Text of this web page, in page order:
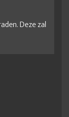
Deze zal